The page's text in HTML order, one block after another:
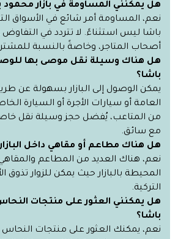
هل يمكنني المساومة في بازار محمود
نعم، المساومة أمر شائع في الأسواق
باشا ليس استثناءً. لا تتردد في
أصحاب المتاجر، وخاصةً بالنسبة
هل هناك وسيلة نقل موصى بها
باشا؟
يمكن الوصول إلى البازار بسهولة عن
العامة أو سيارات الأجرة أو السيارة
من المتاعب، يُفضل حجز وسيلة نقل
مع سائق.
هل هناك مطاعم أو مقاهي داخل
نعم، هناك العديد من المطاعم
المحيطة بالبازار حيث يمكن للزوار تذوق
التركية.
هل يمكنني العثور على منتجات
باشا؟
نعم، يمكنك العثور على منتجات النحاس